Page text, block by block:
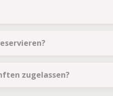
zugelassen?